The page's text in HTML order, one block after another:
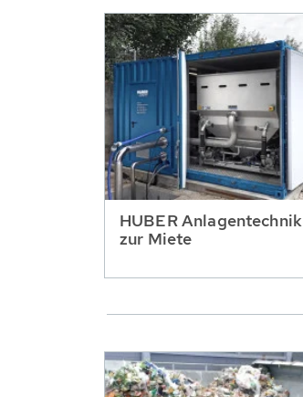
HUBER Anlagentechnik
zur Miete